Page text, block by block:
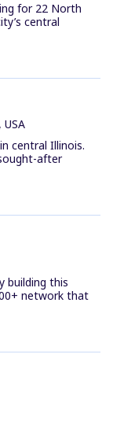
for 22 North
central
central Illinois.
after
building this
network that